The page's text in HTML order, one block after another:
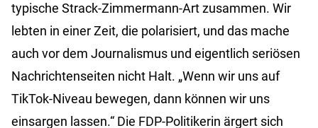
typische Strack-Zimmermann-Art zusammen. Wir
lebten in einer Zeit, die polarisiert, und das mache
auch vor dem Journalismus und eigentlich seriösen
Nachrichtenseiten nicht Halt. „Wenn wir uns auf
TikTok-Niveau bewegen, dann können wir uns
einsargen lassen.“ Die FDP-Politikerin ärgert sich